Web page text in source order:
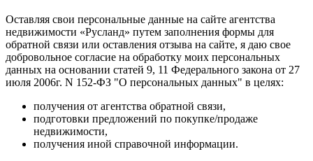
Оставляя свои персональные данные на сайте агентства
недвижимости «Русланд» путем заполнения формы для
обратной связи или оставления отзыва на сайте, я даю свое
добровольное согласие на обработку моих персональных
данных на основании статей 9, 11 Федерального закона от 27
июля 2006г. N 152-ФЗ "О персональных данных" в целях:
получения от агентства обратной связи,
подготовки предложений по покупке/продаже
недвижимости,
получения иной справочной информации.